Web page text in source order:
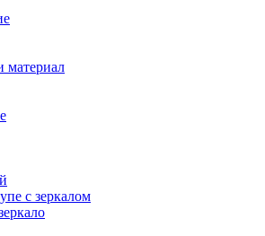
материал
с зеркалом